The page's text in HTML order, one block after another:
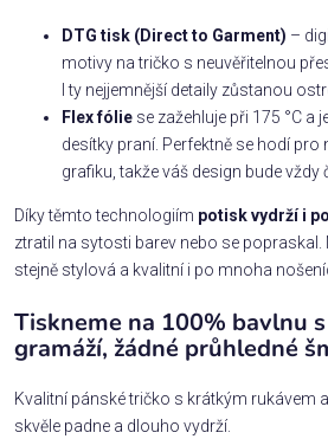
DTG tisk (Direct to Garment) –
motivy na tričko s neuvěřitelnou
I ty nejjemnější detaily zůstanou
Flex fólie se zažehluje při 175 °C a
desítky praní. Perfektně se hodí pro
grafiku, takže váš design bude vždy
Díky těmto technologiím potisk vydrží i
ztratil na sytosti barev nebo se popraskal.
stejně stylová a kvalitní i po mnoha
Tiskneme na 100% bavlnu
gramáží, žádné průhledné
Kvalitní pánské tričko s krátkým rukávem
skvěle padne a dlouho vydrží.